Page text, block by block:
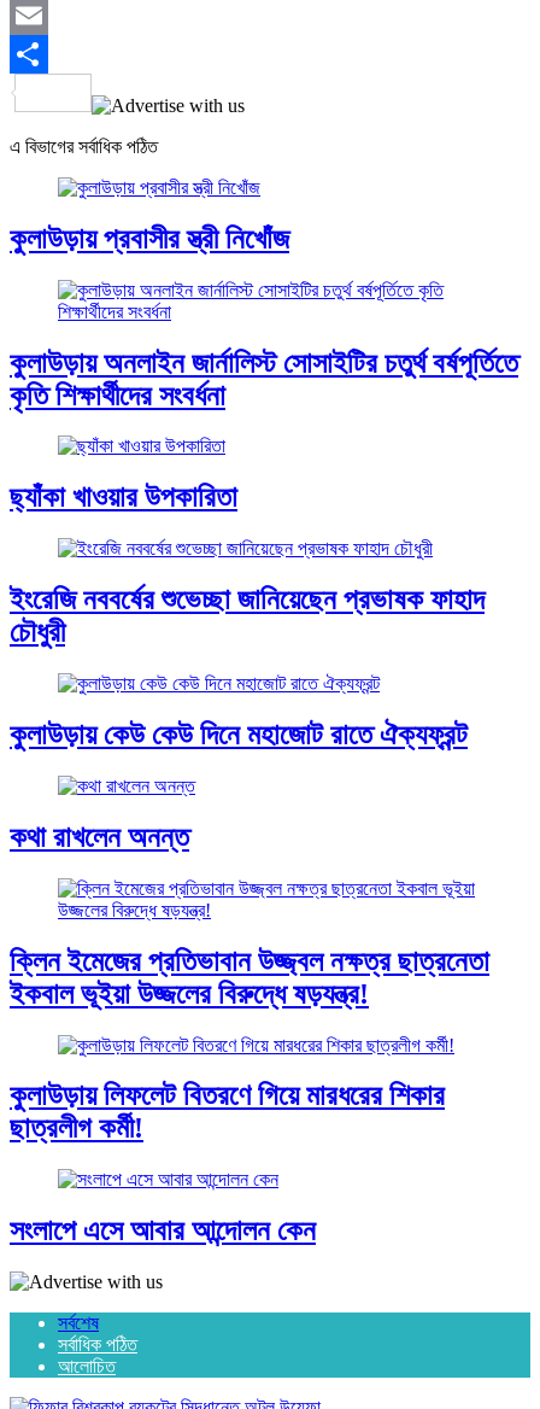
Twitter
Email
Share
এ বিভাগের সর্বাধিক পঠিত
কুলাউড়ায় প্রবাসীর স্ত্রী নিখোঁজ
কুলাউড়ায় অনলাইন জার্নালিস্ট সোসাইটির চতুর্থ বর্ষপূর্তিতে
কৃতি শিক্ষার্থীদের সংবর্ধনা
ছ্যাঁকা খাওয়ার উপকারিতা
ইংরেজি নববর্ষের শুভেচ্ছা জানিয়েছেন প্রভাষক ফাহাদ
চৌধুরী
কুলাউড়ায় কেউ কেউ দিনে মহাজোট রাতে ঐক্যফ্রন্ট
কথা রাখলেন অনন্ত
ক্লিন ইমেজের প্রতিভাবান উজ্জ্বল নক্ষত্র ছাত্রনেতা
ইকবাল ভূইয়া উজ্জলের বিরুদ্ধে ষড়যন্ত্র!
কুলাউড়ায় লিফলেট বিতরণে গিয়ে মারধরের শিকার
ছাত্রলীগ কর্মী!
সংলাপে এসে আবার আন্দোলন কেন
সর্বশেষ
সর্বাধিক পঠিত
আলোচিত